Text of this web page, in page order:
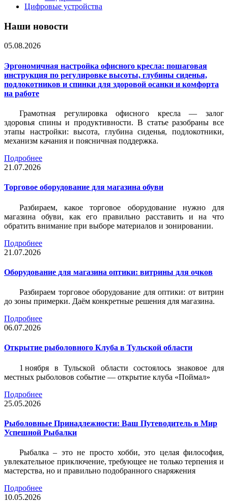
Цифровые устройства
Наши новости
05.08.2026
Эргономичная настройка офисного кресла: пошаговая
инструкция по регулировке высоты, глубины сиденья,
подлокотников и спинки для здоровой осанки и комфорта
на работе
Грамотная регулировка офисного кресла — залог
здоровья спины и продуктивности. В статье разобраны все
этапы настройки: высота, глубина сиденья, подлокотники,
механизм качания и поясничная поддержка.
Подробнее
21.07.2026
Торговое оборудование для магазина обуви
Разбираем, какое торговое оборудование нужно для
магазина обуви, как его правильно расставить и на что
обратить внимание при выборе материалов и зонировании.
Подробнее
21.07.2026
Оборудование для магазина оптики: витрины для очков
Разбираем торговое оборудование для оптики: от витрин
до зоны примерки. Даём конкретные решения для магазина.
Подробнее
06.07.2026
Открытие рыболовного Клуба в Тульской области
1 ноября в Тульской области состоялось знаковое для
местных рыболовов событие — открытие клуба «Поймал»
Подробнее
25.05.2026
Рыболовные Принадлежности: Ваш Путеводитель в Мир
Успешной Рыбалки
Рыбалка – это не просто хобби, это целая философия,
увлекательное приключение, требующее не только терпения и
мастерства, но и правильно подобранного снаряжения
Подробнее
10.05.2026